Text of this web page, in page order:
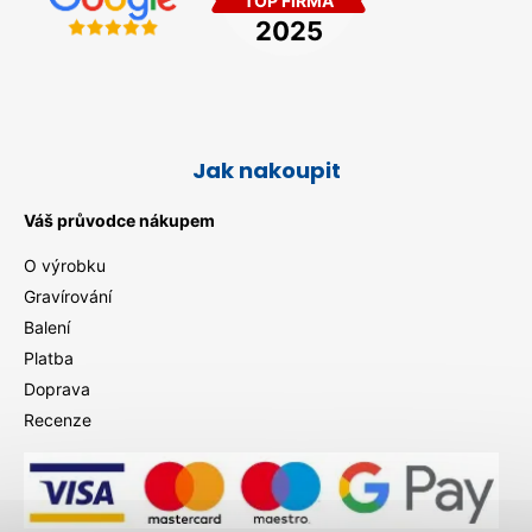
Jak nakoupit
Váš průvodce nákupem
O výrobku
Gravírování
Balení
Platba
Doprava
Recenze